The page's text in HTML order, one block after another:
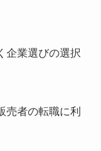
企業選びの選択
売者の転職に利